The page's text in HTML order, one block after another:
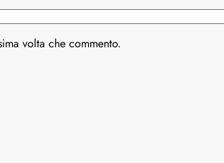
volta che commento.